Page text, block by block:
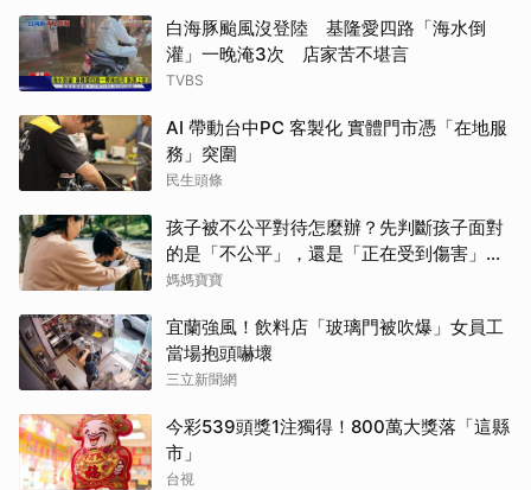
白海豚颱風沒登陸 基隆愛四路「海水倒
灌」一晚淹3次 店家苦不堪言
TVBS
AI 帶動台中PC 客製化 實體門市憑「在地服
務」突圍
民生頭條
孩子被不公平對待怎麼辦？先判斷孩子面對
的是「不公平」，還是「正在受到傷害」？
處理方式完全不同
媽媽寶寶
宜蘭強風！飲料店「玻璃門被吹爆」女員工
當場抱頭嚇壞
三立新聞網
今彩539頭獎1注獨得！800萬大獎落「這縣
市」
台視